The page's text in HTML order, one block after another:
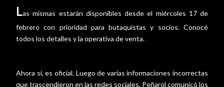
Las mismas estarán disponibles desde el miércoles 17 de
febrero con prioridad para butaquistas y socios. Conocé
todos los detalles y la operativa de venta.
Ahora sí, es oficial. Luego de varias informaciones incorrectas
que trascendieron en las redes sociales, Peñarol comunicó los